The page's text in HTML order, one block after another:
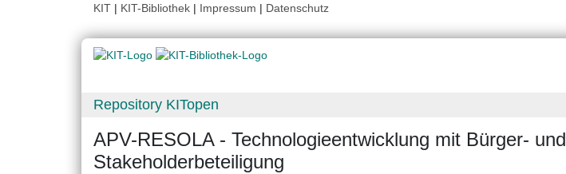
KIT | KIT-Bibliothek | Impressum | Datenschutz
Repository KITopen
APV-RESOLA - Technologieentwicklung mit Bürger- und
Stakeholderbeteiligung